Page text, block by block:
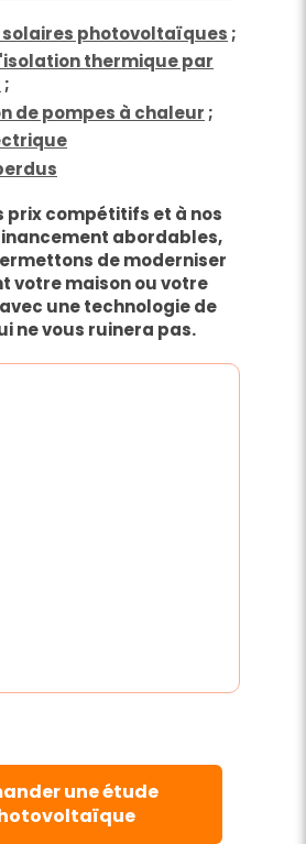
solaires photovoltaïques ;
thermique par
;
de pompes à chaleur ;
prix compétitifs et à nos
abordables,
de moderniser
votre maison ou votre
une technologie de
ne vous ruinera pas.
une étude